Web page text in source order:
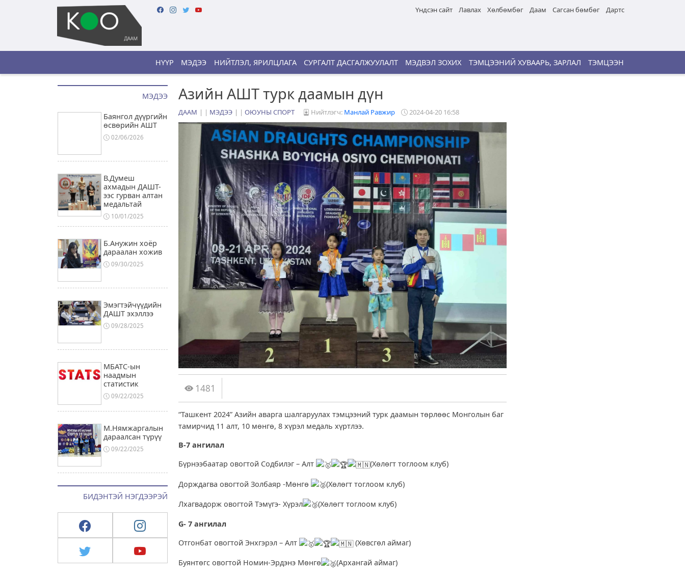
Үндсэн сайт Лавлах Хөлбөмбөг Даам Сагсан бөмбөг Дартс
НҮҮР МЭДЭЭ НИЙТЛЭЛ, ЯРИЛЦЛАГА СУРГАЛТ ДАСГАЛЖУУЛАЛТ МЭДВЭЛ ЗОХИХ ТЭМЦЭЭНИЙ ХУВААРЬ, ЗАРЛАЛ ТЭМЦЭЭН
МЭДЭЭ
Баянгол дүүргийн
өсвөрийн АШТ
02/06/2026
В.Думеш
ахмадын ДАШТ-
ээс гурван алтан
медальтай
10/01/2025
Б.Анужин хоёр
дараалан хожив
09/30/2025
Эмэгтэйчүүдийн
ДАШТ эхэллээ
09/28/2025
МБАТС-ын
наадмын
статистик
09/22/2025
М.Нямжаргалын
дараалсан түрүү
09/22/2025
БИДЭНТЭЙ НЭГДЭЭРЭЙ
Азийн АШТ турк даамын дүн
ДААМ | МЭДЭЭ |ОЮУНЫ СПОРТ Нийтлэгч: Манлай Равжир 2024-04-20 16:58
1481
“Ташкент 2024” Азийн аварга шалгаруулах тэмцээний турк даамын төрлөөс Монголын баг
тамирчид 11 алт, 10 мөнгө, 8 хүрэл медаль хүртлээ.
В-7 ангилал
Бүрнээбаатар овогтой Содбилэг – Алт
(Хөлөгт тоглоом клуб)
Дорждагва овогтой Золбаяр -Мөнгө (Хөлөгт тоглоом клуб)
Лхагвадорж овогтой Тэмүгэ- Хүрэл (Хөлөгт тоглоом клуб)
G- 7 ангилал
Отгонбат овогтой Энхгэрэл – Алт
(Хөвсгөл аймаг)
Буянтөгс овогтой Номин-Эрдэнэ Мөнгө (Архангай аймаг)